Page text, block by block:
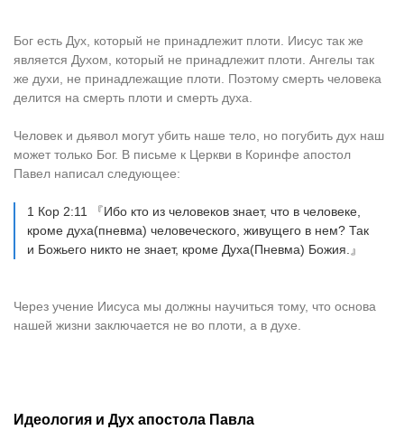
Бог есть Дух, который не принадлежит плоти. Иисус так же
является Духом, который не принадлежит плоти. Ангелы так
же духи, не принадлежащие плоти. Поэтому смерть человека
делится на смерть плоти и смерть духа.
Человек и дьявол могут убить наше тело, но погубить дух наш
может только Бог. В письме к Церкви в Коринфе апостол
Павел написал следующее:
1 Кор 2:11 『Ибо кто из человеков знает, что в человеке,
кроме духа(пневма) человеческого, живущего в нем? Так
и Божьего никто не знает, кроме Духа(Пневма) Божия.』
Через учение Иисуса мы должны научиться тому, что основа
нашей жизни заключается не во плоти, а в духе.
Идеология и Дух апостола Павла